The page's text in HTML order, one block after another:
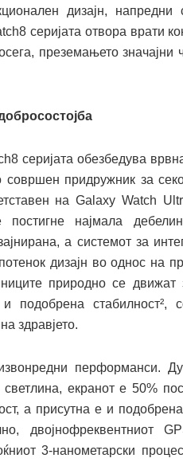
дизајн, напредни
серијата отвора врати
преземањето значајни
серијата обезбедува
придружник за
на Galaxy Watch
најмала
а системот за
дизајн во однос на
природно се движат
и подобрена стабилност²,
здравјето.
перформанси.
екранот е 50%
а присутна е и подобрена
двојнофреквентниот
3-нанометарски